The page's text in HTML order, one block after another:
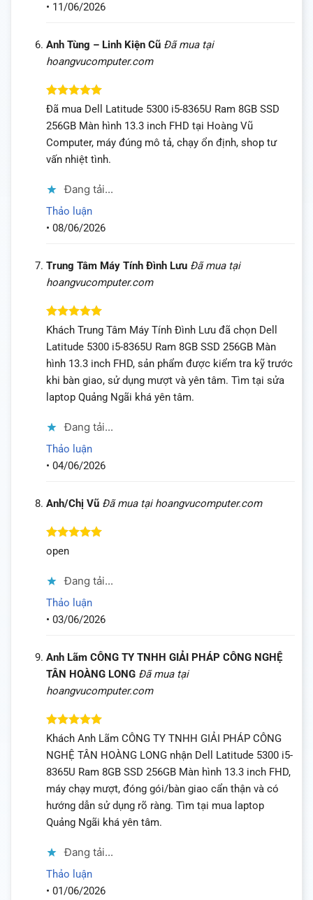
• 11/06/2026
Anh Tùng – Linh Kiện Cũ Đã mua tại
hoangvucomputer.com
Được xếp
sao
Đã mua Dell Latitude 5300 i5-8365U Ram 8GB SSD
256GB Màn hình 13.3 inch FHD tại Hoàng Vũ
Computer, máy đúng mô tả, chạy ổn định, shop tư
vấn nhiệt tình.
Đang tải...
Thảo luận
• 08/06/2026
Trung Tâm Máy Tính Đình Lưu Đã mua tại
hoangvucomputer.com
Được xếp
sao
Khách Trung Tâm Máy Tính Đình Lưu đã chọn Dell
Latitude 5300 i5-8365U Ram 8GB SSD 256GB Màn
hình 13.3 inch FHD, sản phẩm được kiểm tra kỹ trước
khi bàn giao, sử dụng mượt và yên tâm. Tìm tại sửa
laptop Quảng Ngãi khá yên tâm.
Đang tải...
Thảo luận
• 04/06/2026
Anh/Chị Vũ Đã mua tại hoangvucomputer.com
Được xếp
hạng
open
Đang tải...
Thảo luận
• 03/06/2026
Anh Lãm CÔNG TY TNHH GIẢI PHÁP CÔNG NGHỆ
TÂN HOÀNG LONG Đã mua tại
hoangvucomputer.com
Được xếp
hạng
5
sao
Khách Anh Lãm CÔNG TY TNHH GIẢI PHÁP CÔNG
NGHỆ TÂN HOÀNG LONG nhận Dell Latitude 5300 i5-
8365U Ram 8GB SSD 256GB Màn hình 13.3 inch FHD,
máy chạy mượt, đóng gói/bàn giao cẩn thận và có
hướng dẫn sử dụng rõ ràng. Tìm tại mua laptop
Quảng Ngãi khá yên tâm.
Đang tải...
Thảo luận
• 01/06/2026